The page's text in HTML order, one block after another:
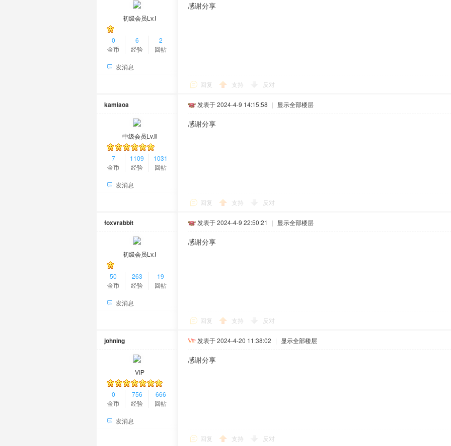
初级会员Lv.Ⅰ
0
金币
6
经验
2
回帖
发消息
感谢分享
回复 支持 反对
kamiaoa
中级会员Lv.Ⅱ
7
金币
1109
经验
1031
回帖
发消息
发表于 2024-4-9 14:15:58 | 显示全部楼层
感谢分享
回复 支持 反对
foxvrabbit
初级会员Lv.Ⅰ
50
金币
263
经验
19
回帖
发消息
发表于 2024-4-9 22:50:21 | 显示全部楼层
感谢分享
回复 支持 反对
johning
VIP
0
金币
756
经验
666
回帖
发消息
发表于 2024-4-20 11:38:02 | 显示全部楼层
感谢分享
回复 支持 反对